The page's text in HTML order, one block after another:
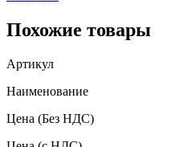
Похожие товары
Артикул
Наименование
Цена (Без НДС)